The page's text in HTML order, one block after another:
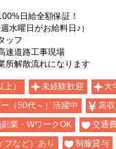
日給全額保証！
水曜日がお給料日♪）
ッフ
速道路工事現場
解散流れになります
） 未経験歓迎 大
（50代～）活躍中 高
副業・WワークOK 交通
ブなど）あり
制服貸与